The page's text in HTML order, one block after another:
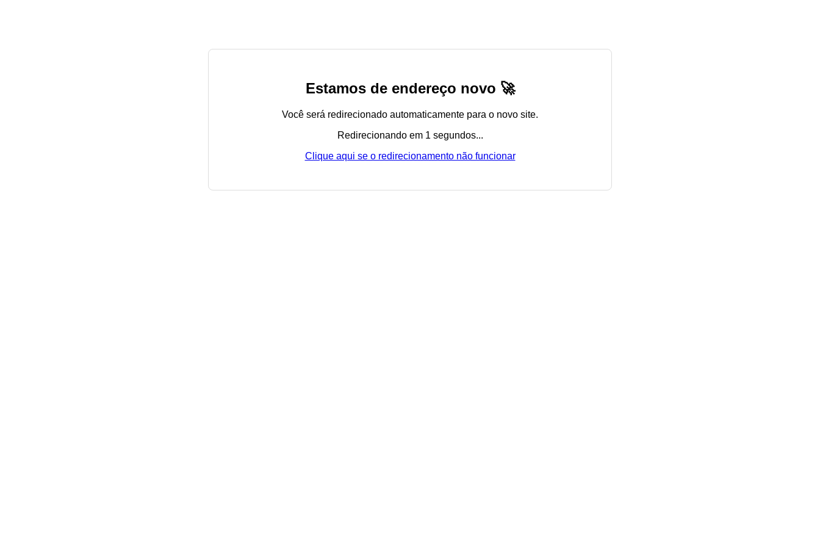
Estamos de endereço novo 🚀
Você será redirecionado automaticamente para o novo site.
Redirecionando em 1 segundos...
Clique aqui se o redirecionamento não funcionar